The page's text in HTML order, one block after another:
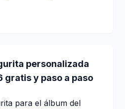
personalizada
gratis y paso a paso
para el álbum del